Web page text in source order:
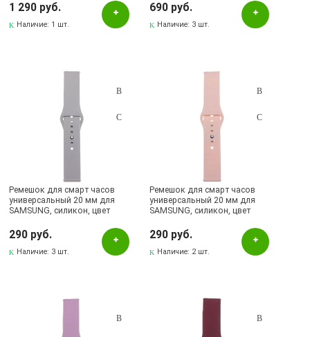
1 290 руб.
Наличие: 1 шт.
690 руб.
Наличие: 3 шт.
Ремешок для смарт часов
универсальный 20 мм для
SAMSUNG, силикон, цвет
290 руб.
Наличие: 3 шт.
Ремешок для смарт часов
универсальный 20 мм для
SAMSUNG, силикон, цвет
290 руб.
Наличие: 2 шт.